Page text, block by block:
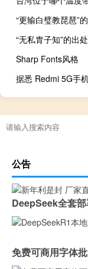
“更输白璧教琵琶”
“无私胄子知”的出
Sharp Fonts风格
公告
DeepSeek全套
免费可商用字体